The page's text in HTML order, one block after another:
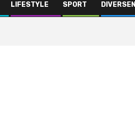
LIFESTYLE SPORT DIVERSEN